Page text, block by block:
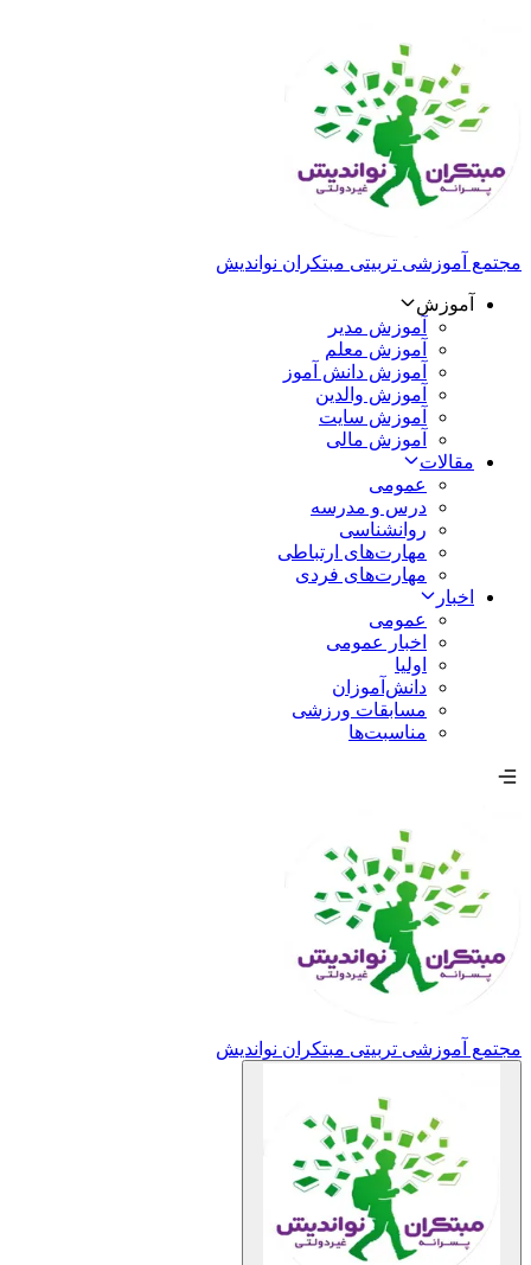
مجتمع آموزشی تربیتی مبتکران نواندیش
آموزش
آموزش مدیر
آموزش معلم
آموزش دانش آموز
آموزش والدین
آموزش سایت
آموزش مالی
مقالات
عمومی
درس و مدرسه
روانشناسی
مهارت‌های ارتباطی
مهارت‌های فردی
اخبار
عمومی
اخبار عمومی
اولیا
دانش‌آموزان
مسابقات ورزشی
مناسبت‌ها
مجتمع آموزشی تربیتی مبتکران نواندیش